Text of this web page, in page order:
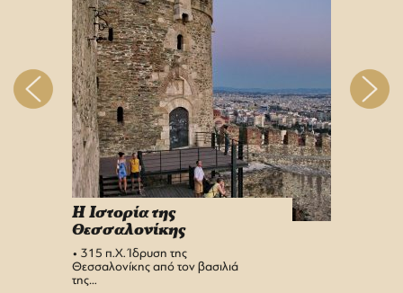
H Iστορία της
Θεσσαλονίκης
• 315 π.Χ. Ίδρυση της
Θεσσαλονίκης από τον βασιλιά
της…